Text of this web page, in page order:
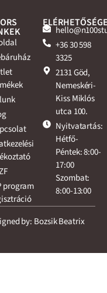
program
+36 30 598
3325
2131 Göd,
Nemeskéri-
Kiss Miklós
utca 100.
Nyitvatartás:
Hétfő-
Péntek: 8:00-
17:00
Szombat:
8:00-13:00
by: Bozsik Beatrix